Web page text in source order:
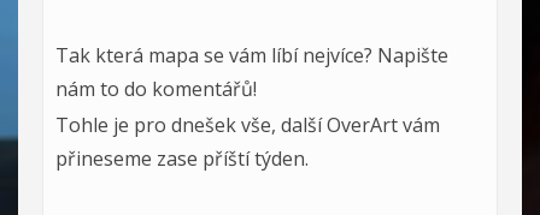
Tak která mapa se vám líbí nejvíce? Napište
nám to do komentářů!
Tohle je pro dnešek vše, další OverArt vám
přineseme zase příští týden.